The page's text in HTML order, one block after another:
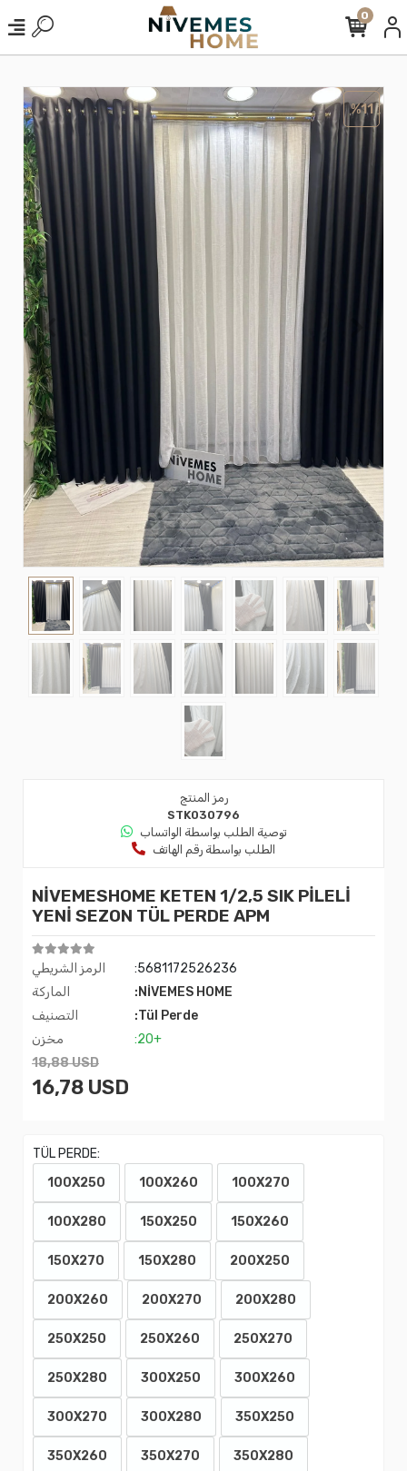
0
%11
رمز المنتج
STK030796
توصية الطلب بواسطة الواتساب
الطلب بواسطة رقم الهاتف
NİVEMESHOME KETEN 1/2,5 SIK PİLELİ
YENİ SEZON TÜL PERDE APM
الرمز الشريطي
:5681172526236
الماركة
:NİVEMES HOME
التصنيف
:Tül Perde
مخزن
:20+
18,88 USD
16,78 USD
TÜL PERDE:
100X250
100X260 100X270
100X280 150X250 150X260
150X270 150X280 200X250
200X260 200X270 200X280
250X250 250X260 250X270
250X280 300X250 300X260
300X270 300X280 350X250
350X260 350X270 350X280